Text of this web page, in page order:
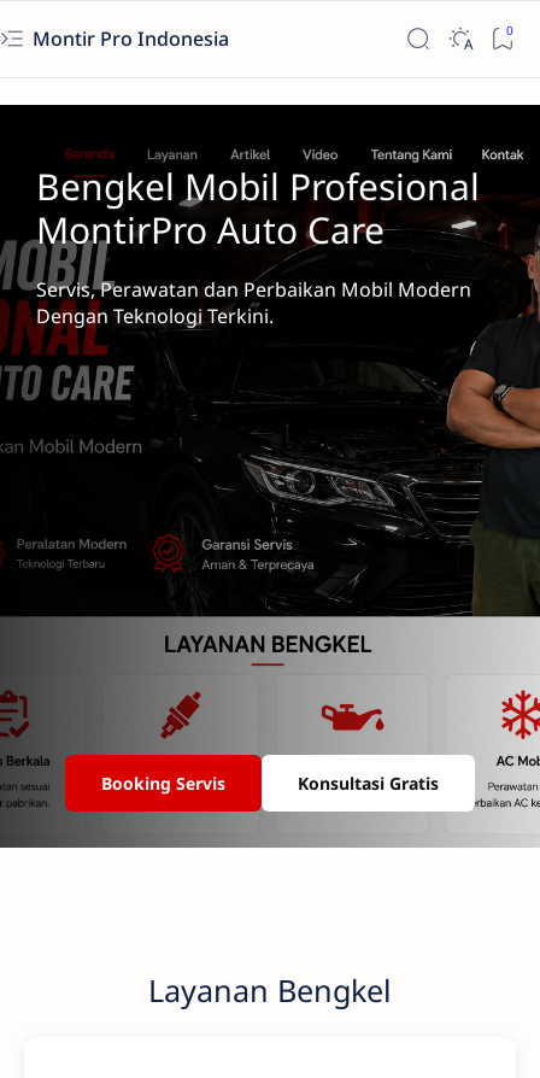
Montir Pro Indonesia
Bengkel Mobil Profesional
MontirPro Auto Care
Servis, Perawatan dan Perbaikan Mobil Modern
Dengan Teknologi Terkini.
Booking Servis Konsultasi Gratis
Layanan Bengkel